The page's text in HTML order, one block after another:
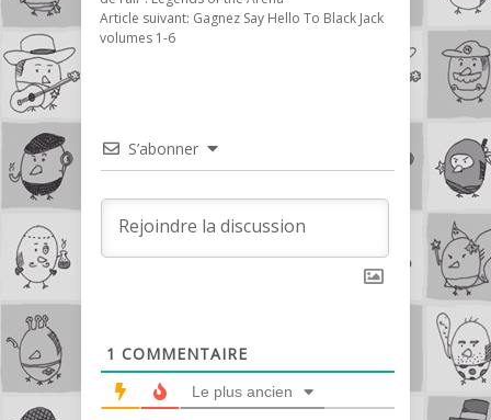
Article suivant: Gagnez Say Hello To Black Jack
volumes 1-6
S’abonner
1 COMMENTAIRE
Le plus ancien